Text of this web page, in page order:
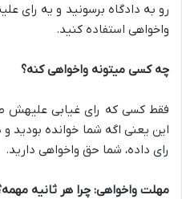
رو به دادگاه برسونید و یه رای
واخواهی استفاده کنید.
چه کسی میتونه واخواهی کنه؟
فقط کسی که رای غیابی علیهش
این یعنی اگه شما خوانده بودید
رای داده، شما حق واخواهی دارید.
مهلت واخواهی: چرا هر ثانیه